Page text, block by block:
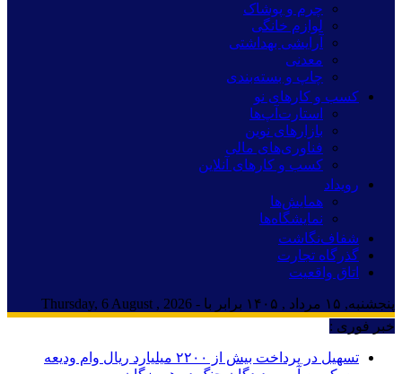
چرم و پوشاک
لوازم خانگی
آرایشی بهداشتی
معدنی
چاپ و بسته‌بندی
کسب و کارهای نو
استارت‌آپ‌ها
بازارهای نوین
فناوری‌های مالی
کسب و کارهای آنلاین
رویداد
همایش‌ها
نمایشگاه‌ها
شفاف‌نگاشت
گذرگاه تجارت
اتاق واقعیت
پنجشنبه, ۱۵ مرداد , ۱۴۰۵ برابر با - Thursday, 6 August , 2026
خبر فوری :
تسهیل در پرداخت بیش از ۲۲۰۰ میلیارد ریال وام ودیعه